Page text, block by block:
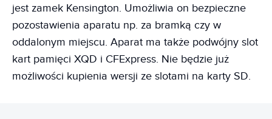
jest zamek Kensington. Umożliwia on bezpieczne
pozostawienia aparatu np. za bramką czy w
oddalonym miejscu. Aparat ma także podwójny slot
kart pamięci XQD i CFExpress. Nie będzie już
możliwości kupienia wersji ze slotami na karty SD.